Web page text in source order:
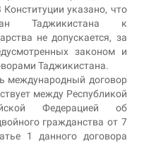
указано, что
Таджикистана к
не допускается, за
законом и
Таджикистана.
международный договор
между Республикой
Федерацией об
гражданства от 7
1 данного договора